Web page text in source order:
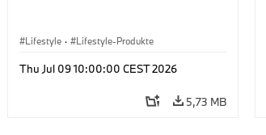
Lifestyle · Lifestyle-Produkte
Thu Jul 09 10:00:00 CEST 2026
5,73 MB